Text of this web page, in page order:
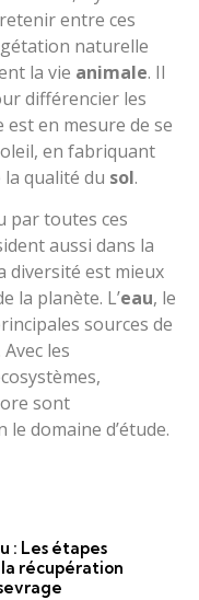
entre ces
naturelle
la vie animale. Il
différencier les
est en mesure de se
en fabriquant
qualité du sol.
par toutes ces
aussi dans la
diversité est mieux
la planète. L’eau, le
sources de
les
sont
domaine d’étude.
: Les étapes
récupération